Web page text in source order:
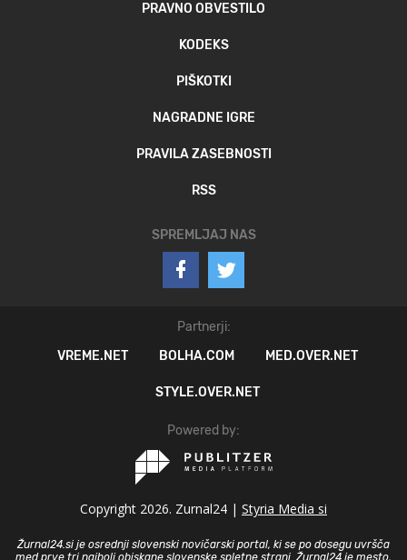
PRAVNO OBVESTILO
KODEKS
PIŠKOTKI
NAGRADNE IGRE
PRAVILA ZASEBNOSTI
RSS
SPREMLJAJ NAS
Partnerji:
VREME.NET
BOLHA.COM MED.OVER.NET
STYLE.OVER.NET
Powered by:
Copyright 2026. Zurnal24 | Styria Media si
Žurnal24.si je osrednji slovenski novičarski portal, ki se po dosegu uvršča